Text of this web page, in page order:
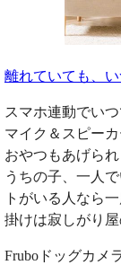
離れていても、い
スマホ連動でい
マイク＆スピー
おやつもあげられ
うちの子、一人
トがいる人なら
掛けは寂しがり屋
Fruboドッグカメ